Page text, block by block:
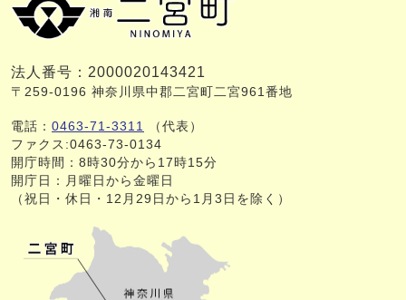
法人番号：2000020143421
〒259-0196 神奈川県中郡二宮町二宮961番地
電話： 0463-71-3311
（代表）
ファクス:0463-73-0134
開庁時間：8時30分から17時15分
開庁日：月曜日から金曜日
（祝日・休日・12月29日から1月3日を除く）